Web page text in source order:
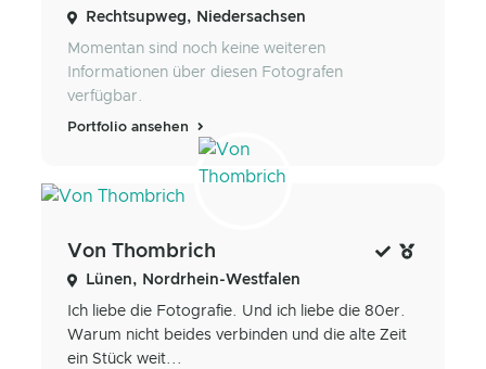
Rechtsupweg, Niedersachsen
Momentan sind noch keine weiteren
Informationen über diesen Fotografen
verfügbar.
Portfolio ansehen
Von Thombrich
Lünen, Nordrhein-Westfalen
Ich liebe die Fotografie. Und ich liebe die 80er.
Warum nicht beides verbinden und die alte Zeit
ein Stück weit...